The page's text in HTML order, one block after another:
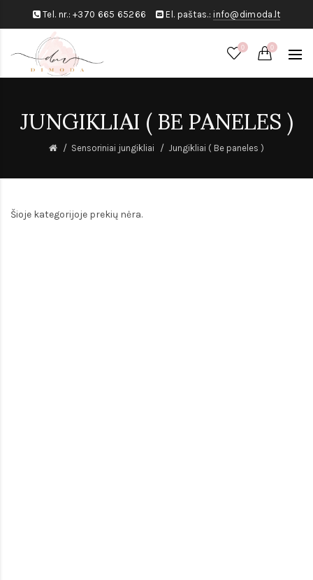
Tel. nr.:+370 665 65266 El. paštas.:info@dimoda.lt
0 0
JUNGIKLIAI ( BE PANELES )
Sensoriniai jungikliai Jungikliai ( Be paneles )
Šioje kategorijoje prekių nėra.